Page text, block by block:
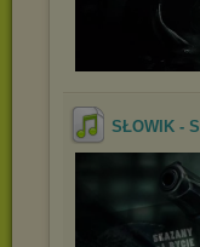
SŁOWIK -